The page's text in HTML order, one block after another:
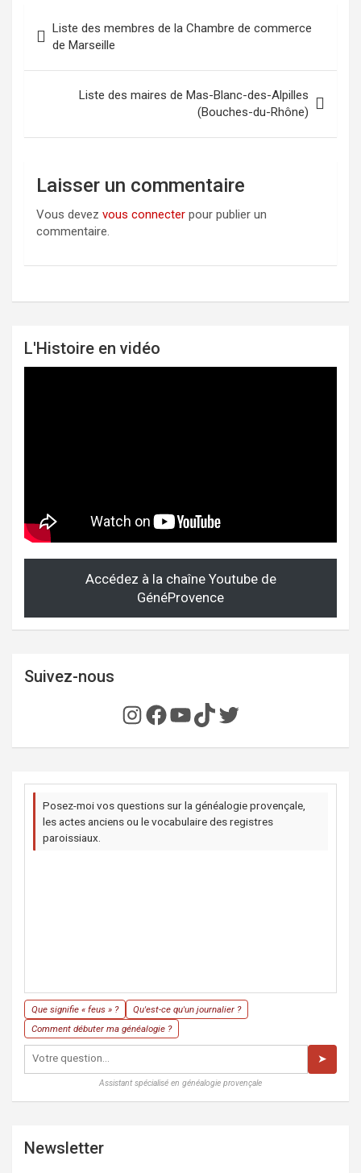
Navigation
l’article
Liste des membres de la Chambre de commerce
de Marseille
Liste des maires de Mas-Blanc-des-Alpilles
(Bouches-du-Rhône)
Laisser un commentaire
Vous devez vous connecter pour publier un
commentaire.
L'Histoire en vidéo
Accédez à la chaîne Youtube de
GénéProvence
Suivez-nous
Instagram
Facebook
YouTube
TikTok
Twitter
Posez-moi vos questions sur la généalogie provençale,
les actes anciens ou le vocabulaire des registres
paroissiaux.
Que signifie « feus » ?
Qu'est-ce qu'un journalier ?
Comment débuter ma généalogie ?
➤
Assistant spécialisé en généalogie provençale
Newsletter